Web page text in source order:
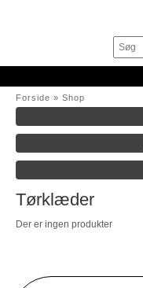
Forside » Shop
KOLLEKTION
Tørklæder
Der er ingen produkter